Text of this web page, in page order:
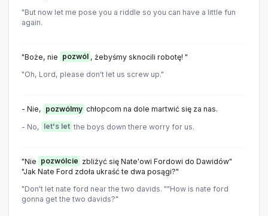
"But now let me pose you a riddle so you can have a little fun
again.
"Boże, nie pozwól , żebyśmy sknocili robotę! "
"Oh, Lord, please don't let us screw up."
- Nie, pozwólmy chłopcom na dole martwić się za nas.
- No, let's let the boys down there worry for us.
"Nie pozwólcie zbliżyć się Nate'owi Fordowi do Dawidów"
"Jak Nate Ford zdoła ukraść te dwa posągi?"
"Don't let nate ford near the two davids. ""How is nate ford
gonna get the two davids?"